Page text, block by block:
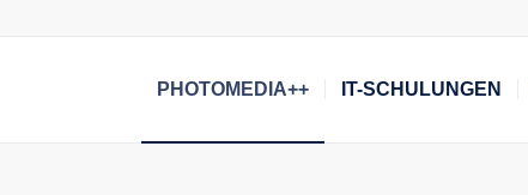
PHOTOMEDIA++ IT-SCHULUNGEN